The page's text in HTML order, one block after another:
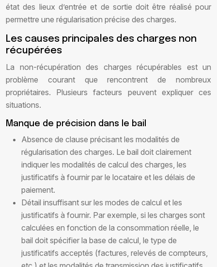
état des lieux d’entrée et de sortie doit être réalisé pour
permettre une régularisation précise des charges.
Les causes principales des charges non
récupérées
La non-récupération des charges récupérables est un
problème courant que rencontrent de nombreux
propriétaires. Plusieurs facteurs peuvent expliquer ces
situations.
Manque de précision dans le bail
Absence de clause précisant les modalités de
régularisation des charges. Le bail doit clairement
indiquer les modalités de calcul des charges, les
justificatifs à fournir par le locataire et les délais de
paiement.
Détail insuffisant sur les modes de calcul et les
justificatifs à fournir. Par exemple, si les charges sont
calculées en fonction de la consommation réelle, le
bail doit spécifier la base de calcul, le type de
justificatifs acceptés (factures, relevés de compteurs,